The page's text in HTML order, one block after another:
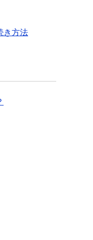
き方法